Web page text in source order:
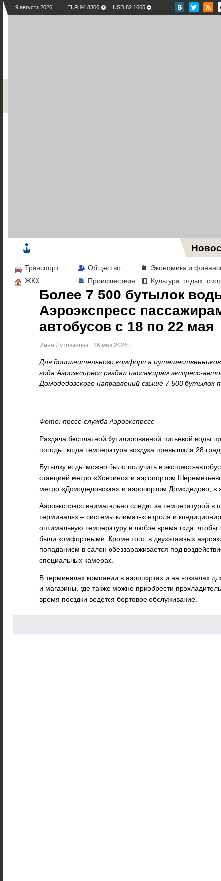
9 августа 2026 EUR 94.8366 USD 82.1665
Транспорт Общество
Экономика и
ЖКХ
Происшествия Культура, отдых,
Более 7 500 бутылок
Аэроэкспресс
автобусов с 18 по 22 мая
Инна Лутовинова | 26 мая 2026 г.
Для дополнительного комфорта
года Аэроэкспресс раздал пассажирам экспресс-
Домодедовского направлений свыше 7 500 бутылок
Фото: пресс-служба Аэроэкспресс
Раздача бесплатной бутилированной питьевой воды
погоды, когда температура воздуха превышала 28
Бутылку воды можно было получить в экспресс-
станцией метро «Ховрино» и аэропортом
метро «Домодедовская» и аэропортом Домодедово, в
Аэроэкспресс внимательно следит за температурой в
терминалах – системы климат-контроля и
оптимальную температуру в любое время года, чтобы
были комфортными. Кроме того, в двухэтажных
попаданием в салон обеззараживается под
специальных камерах.
В терминалах компании в аэропортах и на вокзалах
и магазины, где также можно приобрести
время поездки ведется бортовое обслуживание.